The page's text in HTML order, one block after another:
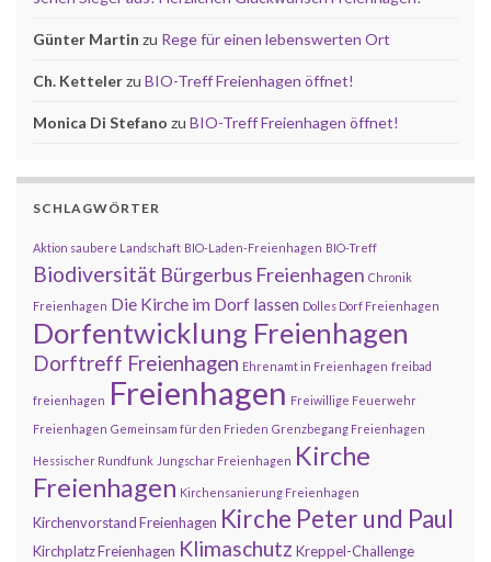
Günter Martin zu Rege für einen lebenswerten Ort
Ch. Kettelerzu BIO-Treff Freienhagen öffnet!
Monica Di Stefano zu BIO-Treff Freienhagen öffnet!
SCHLAGWÖRTER
Aktion saubere Landschaft BIO-Laden-Freienhagen BIO-Treff
Biodiversität Bürgerbus Freienhagen Chronik
Freienhagen Die Kirche im Dorf lassen Dolles Dorf Freienhagen
Dorfentwicklung Freienhagen
Dorftreff Freienhagen Ehrenamt in Freienhagen freibad
freienhagen Freienhagen Freiwillige Feuerwehr
Freienhagen Gemeinsam für den Frieden Grenzbegang Freienhagen
Hessischer Rundfunk Jungschar Freienhagen Kirche
Freienhagen Kirchensanierung Freienhagen
Kirchenvorstand Freienhagen Kirche Peter und Paul
Kirchplatz Freienhagen Klimaschutz Kreppel-Challenge